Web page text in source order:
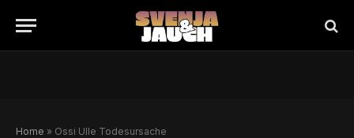
Home » Ossi Ulle Todesursache